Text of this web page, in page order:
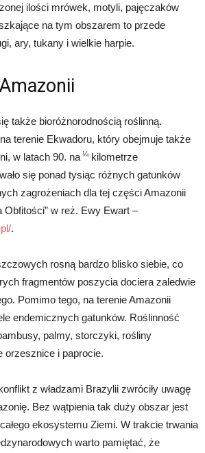
ilości mrówek, motyli, pajęczaków
na tym obszarem to przede
ary, tukany i wielkie harpie.
także bioróżnorodnością roślinną.
terenie Ekwadoru, który obejmuje także
w latach 90. na ¼ kilometrze
się ponad tysiąc różnych gatunków
zagrożeniach dla tej części Amazonii
Obfitości” w reż. Ewy Ewart –
.
rosną bardzo blisko siebie, co
fragmentów poszycia dociera zaledwie
Pomimo tego, na terenie Amazonii
endemicznych gatunków. Roślinność
palmy, storczyki, rośliny
orzesznice i paprocie.
z władzami Brazylii zwróciły uwagę
Bez wątpienia tak duży obszar jest
ekosystemu Ziemi. W trakcie trwania
warto pamiętać, że